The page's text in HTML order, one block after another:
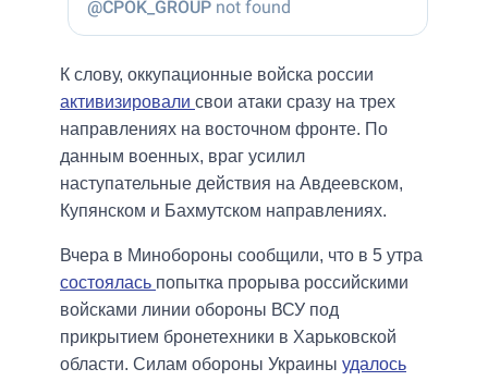
К слову, оккупационные войска россии
активизировали свои атаки сразу на трех
направлениях на восточном фронте. По
данным военных, враг усилил
наступательные действия на Авдеевском,
Купянском и Бахмутском направлениях.
Вчера в Минобороны сообщили, что в 5 утра
состоялась попытка прорыва российскими
войсками линии обороны ВСУ под
прикрытием бронетехники в Харьковской
области. Силам обороны Украины удалось